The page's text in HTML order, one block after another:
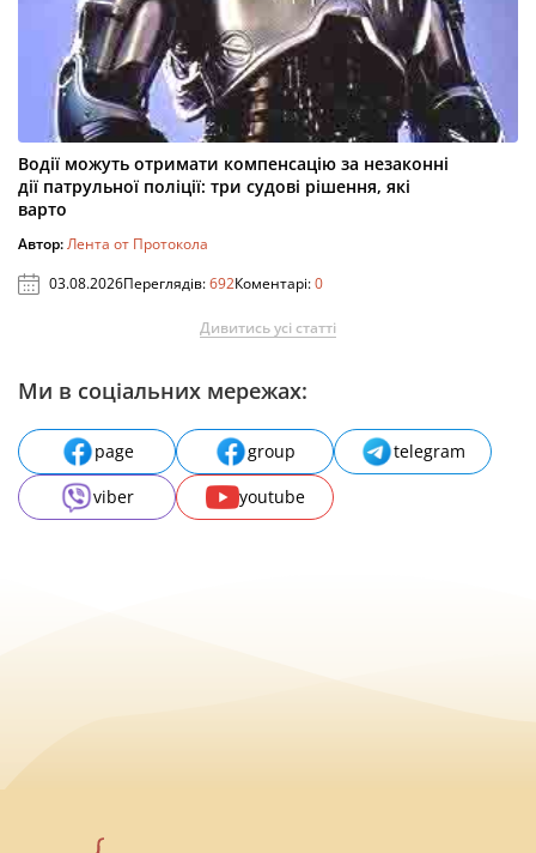
Водії можуть отримати компенсацію за незаконні
дії патрульної поліції: три судові рішення, які
варто
Автор:Лента от Протокола
03.08.2026Переглядів:692Коментарі:0
Дивитись усі статті
Ми в соціальних мережах:
page group
telegram
viber
youtube